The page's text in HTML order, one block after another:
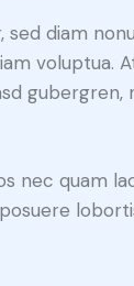
sed diam
voluptua.
gubergren,
nec quam